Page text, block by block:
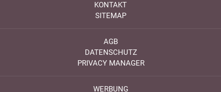
KONTAKT
SITEMAP
AGB
DATENSCHUTZ
PRIVACY MANAGER
WERBUNG